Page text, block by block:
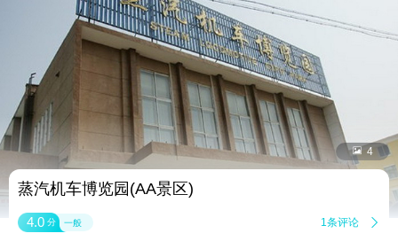
 4
蒸汽机车博览园(AA景区)
4.0 分 一般 1条评论 